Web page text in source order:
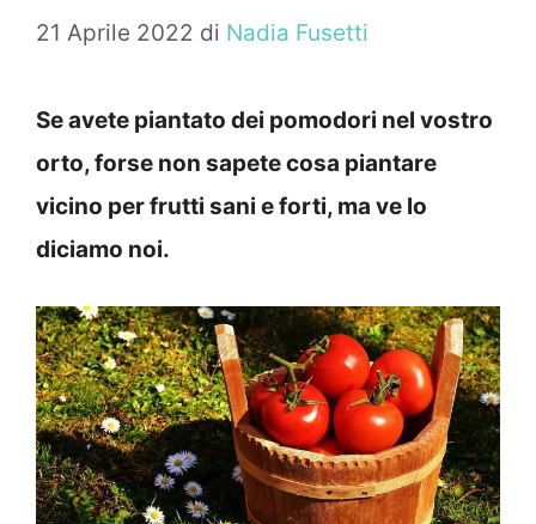
21 Aprile 2022 di Nadia Fusetti
Se avete piantato dei pomodori nel vostro
orto, forse non sapete cosa piantare
vicino per frutti sani e forti, ma ve lo
diciamo noi.